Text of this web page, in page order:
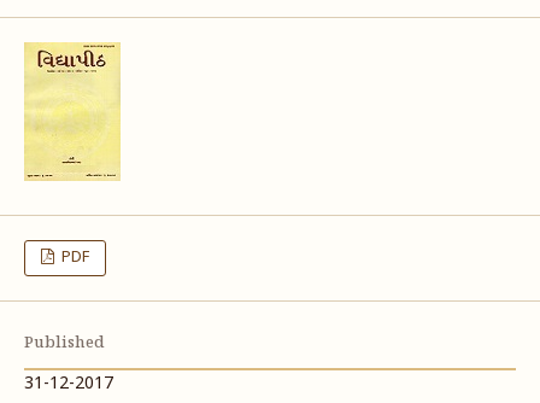
PDF
Published
31-12-2017